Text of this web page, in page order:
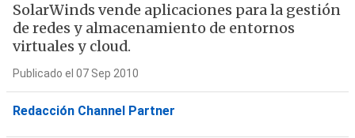
SolarWinds vende aplicaciones para la gestión
de redes y almacenamiento de entornos
virtuales y cloud.
Publicado el 07 Sep 2010
Redacción Channel Partner